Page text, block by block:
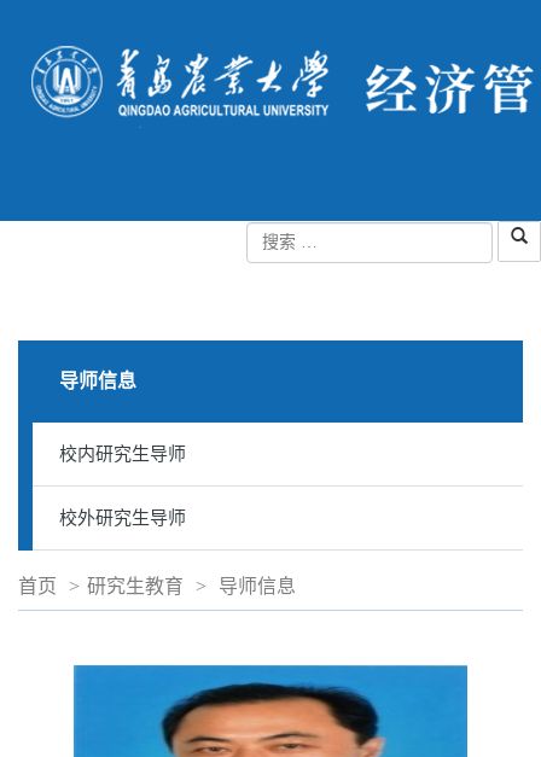
导师信息
校内研究生导师
校外研究生导师
首页 > 研究生教育 > 导师信息